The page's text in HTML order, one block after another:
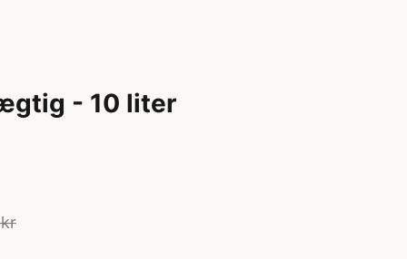
- 10 liter